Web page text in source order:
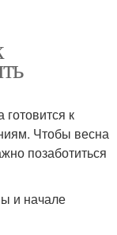
к
Чтобы весна
позаботиться
и начале